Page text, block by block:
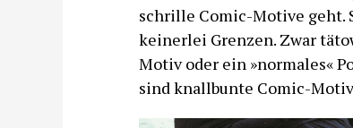
schrille Comic-Motive geht.
keinerlei Grenzen. Zwar
Motiv oder ein »normales«
sind knallbunte Comic-